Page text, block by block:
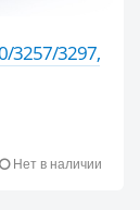
3257/3297,
Нет в наличии